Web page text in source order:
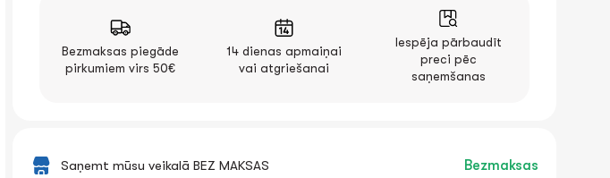
Bezmaksas piegāde
pirkumiem virs 50€
14 dienas apmaiņai
vai atgriešanai
Iespēja pārbaudīt
preci pēc
saņemšanas
Saņemt mūsu veikalā BEZ MAKSAS Bezmaksas